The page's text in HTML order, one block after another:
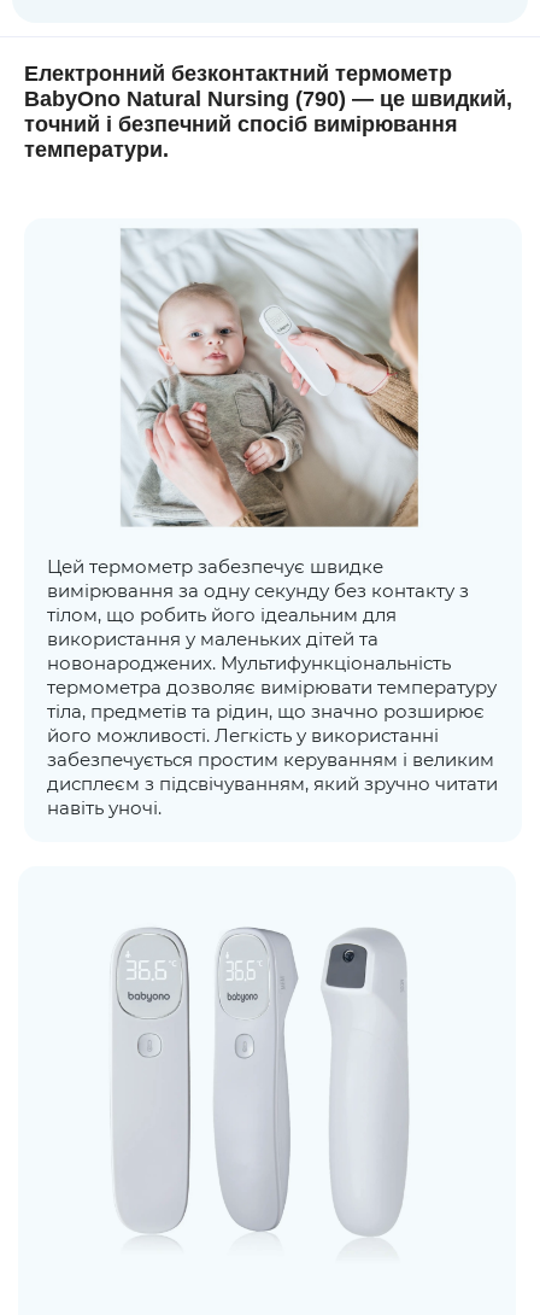
Електронний безконтактний термометр
BabyOno Natural Nursing (790) — це швидкий,
точний і безпечний спосіб вимірювання
температури.
Цей термометр забезпечує швидке
вимірювання за одну секунду без контакту з
тілом, що робить його ідеальним для
використання у маленьких дітей та
новонароджених. Мультифункціональність
термометра дозволяє вимірювати температуру
тіла, предметів та рідин, що значно розширює
його можливості. Легкість у використанні
забезпечується простим керуванням і великим
дисплеєм з підсвічуванням, який зручно читати
навіть уночі.